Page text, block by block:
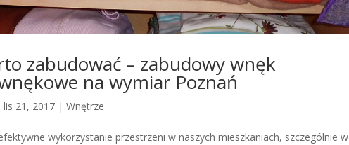
zabudować – zabudowy wnęk
na wymiar Poznań
lis 21, 2017 |Wnętrze
wykorzystanie przestrzeni w naszych mieszkaniach, szczególnie w